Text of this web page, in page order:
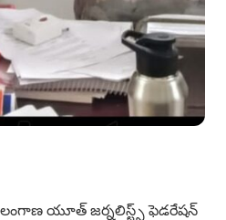
యూత్ జర్నలిస్ట్స్ ఫెడరేషన్